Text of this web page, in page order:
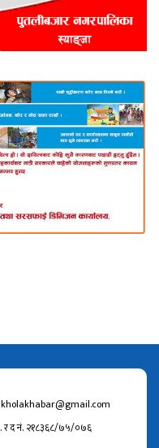
द नं. २१८३६८/७५/०७६